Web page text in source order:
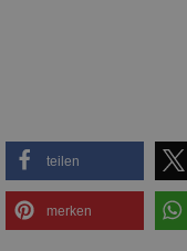
teilen
merken